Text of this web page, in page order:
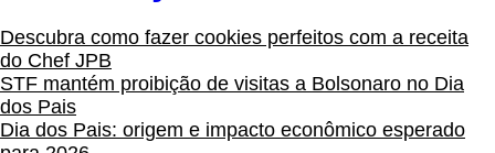
Descubra como fazer cookies perfeitos com a receita
do Chef JPB
STF mantém proibição de visitas a Bolsonaro no Dia
dos Pais
Dia dos Pais: origem e impacto econômico esperado